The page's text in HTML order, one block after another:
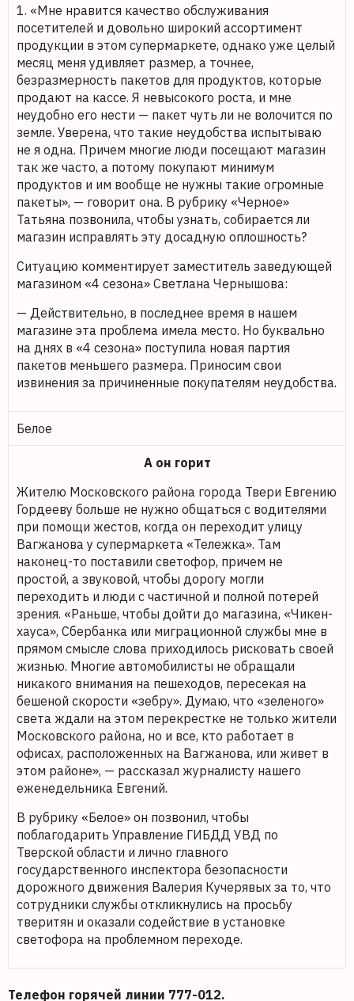
1. «Мне нравится качество обслуживания
посетителей и довольно широкий ассортимент
продукции в этом супермаркете, однако уже целый
месяц меня удивляет размер, а точнее,
безразмерность пакетов для продуктов, которые
продают на кассе. Я невысокого роста, и мне
неудобно его нести — пакет чуть ли не волочится по
земле. Уверена, что такие неудобства испытываю
не я одна. Причем многие люди посещают магазин
так же часто, а потому покупают минимум
продуктов и им вообще не нужны такие огромные
пакеты», — говорит она. В рубрику «Черное»
Татьяна позвонила, чтобы узнать, собирается ли
магазин исправлять эту досадную оплошность?
Ситуацию комментирует заместитель заведующей
магазином «4 сезона» Светлана Чернышова:
— Действительно, в последнее время в нашем
магазине эта проблема имела место. Но буквально
на днях в «4 сезона» поступила новая партия
пакетов меньшего размера. Приносим свои
извинения за причиненные покупателям неудобства.
Белое
А он горит
Жителю Московского района города Твери Евгению
Гордееву больше не нужно общаться с водителями
при помощи жестов, когда он переходит улицу
Вагжанова у супермаркета «Тележка». Там
наконец-то поставили светофор, причем не
простой, а звуковой, чтобы дорогу могли
переходить и люди с частичной и полной потерей
зрения. «Раньше, чтобы дойти до магазина, «Чикен-
хауса», Сбербанка или миграционной службы мне в
прямом смысле слова приходилось рисковать своей
жизнью. Многие автомобилисты не обращали
никакого внимания на пешеходов, пересекая на
бешеной скорости «зебру». Думаю, что «зеленого»
света ждали на этом перекрестке не только жители
Московского района, но и все, кто работает в
офисах, расположенных на Вагжанова, или живет в
этом районе», — рассказал журналисту нашего
еженедельника Евгений.
В рубрику «Белое» он позвонил, чтобы
поблагодарить Управление ГИБДД УВД по
Тверской области и лично главного
государственного инспектора безопасности
дорожного движения Валерия Кучерявых за то, что
сотрудники службы откликнулись на просьбу
тверитян и оказали содействие в установке
светофора на проблемном переходе.
Телефон горячей линии 777-012.